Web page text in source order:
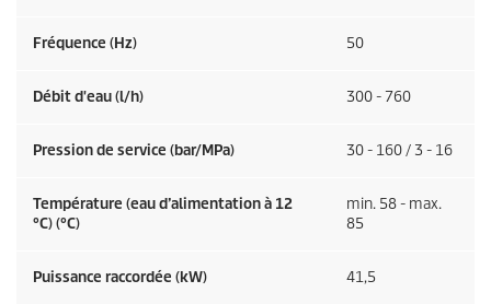
Fréquence (Hz) 50
Débit d'eau (l/h) 300 - 760
Pression de service (bar/MPa) 30 - 160 / 3 - 16
Température (eau d’alimentation à 12
°C) (°C)
min. 58 - max.
85
Puissance raccordée (kW) 41,5